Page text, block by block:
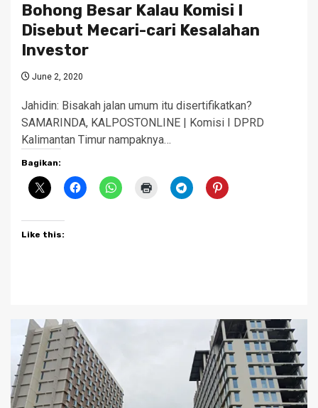
Bohong Besar Kalau Komisi I
Disebut Mecari-cari Kesalahan
Investor
June 2, 2020
Jahidin: Bisakah jalan umum itu disertifikatkan?
SAMARINDA, KALPOSTONLINE | Komisi I DPRD
Kalimantan Timur nampaknya…
Bagikan:
Like this: